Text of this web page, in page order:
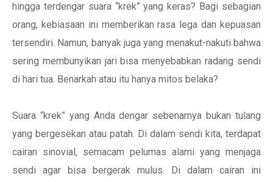
hingga terdengar suara “krek” yang keras? Bagi sebagian
orang, kebiasaan ini memberikan rasa lega dan kepuasan
tersendiri. Namun, banyak juga yang menakut-nakuti bahwa
sering membunyikan jari bisa menyebabkan radang sendi
di hari tua. Benarkah atau itu hanya mitos belaka?
Suara “krek” yang Anda dengar sebenarnya bukan tulang
yang bergesekan atau patah. Di dalam sendi kita, terdapat
cairan sinovial, semacam pelumas alami yang menjaga
sendi agar bisa bergerak mulus. Di dalam cairan ini